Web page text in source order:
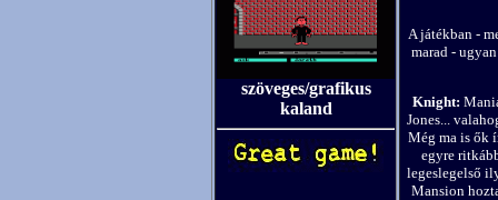
szöveges/grafikus
kaland
A játékban -
marad -
Knight:
Jones...
Még ma is ők
egyre
legeslegelső
Mansion